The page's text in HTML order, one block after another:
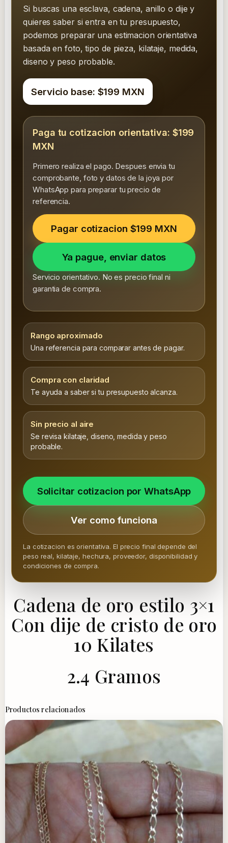
Si buscas una esclava, cadena, anillo o dije y
quieres saber si entra en tu presupuesto,
podemos preparar una estimacion orientativa
basada en foto, tipo de pieza, kilataje, medida,
diseno y peso probable.
Servicio base: $199 MXN
Paga tu cotizacion orientativa: $199
MXN
Primero realiza el pago. Despues envia tu
comprobante, foto y datos de la joya por
WhatsApp para preparar tu precio de
referencia.
Pagar cotizacion $199 MXN
Ya pague, enviar datos
Servicio orientativo. No es precio final ni
garantia de compra.
Rango aproximado
Una referencia para comparar antes de pagar.
Compra con claridad
Te ayuda a saber si tu presupuesto alcanza.
Sin precio al aire
Se revisa kilataje, diseno, medida y peso
probable.
Solicitar cotizacion por WhatsApp
Ver como funciona
La cotizacion es orientativa. El precio final depende del
peso real, kilataje, hechura, proveedor, disponibilidad y
condiciones de compra.
Cadena de oro estilo 3×1
Con dije de cristo de oro
10 Kilates
2.4 Gramos
Productos relacionados